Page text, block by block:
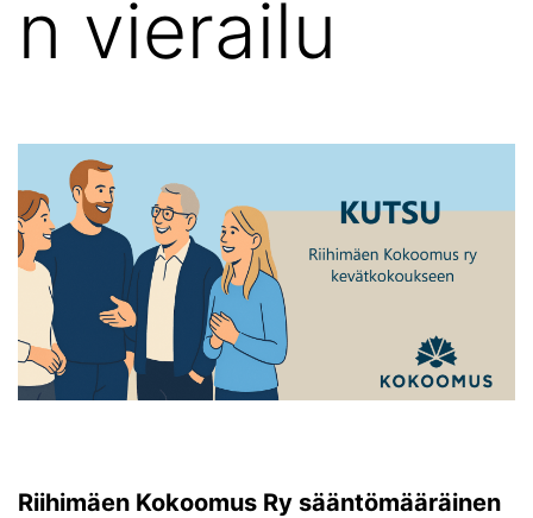
n vierailu
Riihimäen Kokoomus Ry sääntömääräinen